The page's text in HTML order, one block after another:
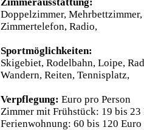
Doppelzimmer,
Zimmertelefon, Radio,
Sportmöglichkeiten:
Skigebiet, Rodelbahn, Loipe,
Wandern, Reiten, Tennisplatz,
Verpflegung: Euro pro Person
Zimmer mit Frühstück: 19 bis 23
Ferienwohnung: 60 bis 120